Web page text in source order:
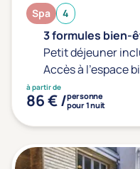
Spa 4
3 formules bien-
Petit déjeuner
Accès à l'espace
à partir de
86 € /personne
pour 1 nuit